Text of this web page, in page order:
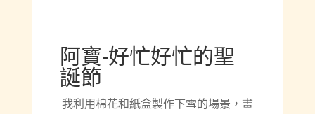
阿寶-好忙好忙的聖
誕節
我利用棉花和紙盒製作下雪的場景，畫